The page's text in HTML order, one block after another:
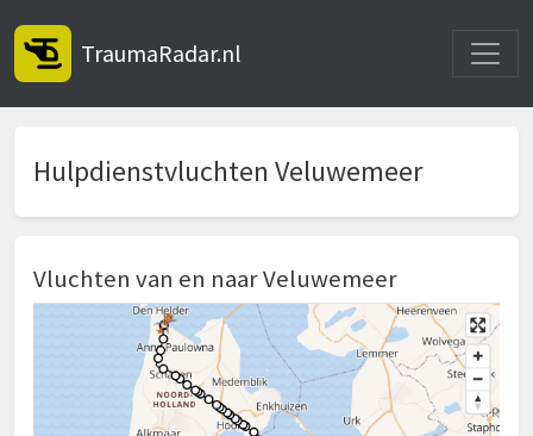
TraumaRadar.nl
Hulpdienstvluchten Veluwemeer
Vluchten van en naar Veluwemeer